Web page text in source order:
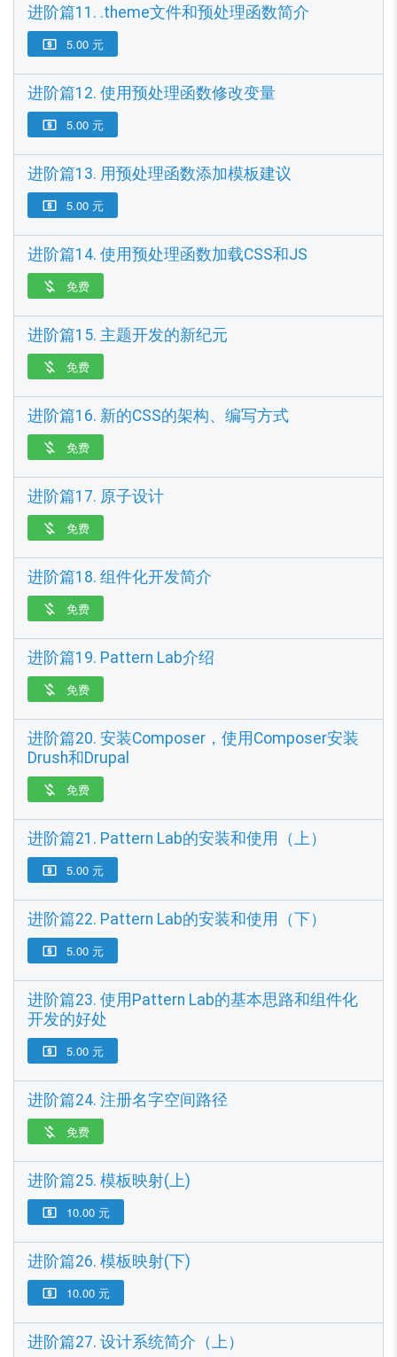
进阶篇11. .theme文件和预处理函数简介
 5.00 元
进阶篇12. 使用预处理函数修改变量
 5.00 元
进阶篇13. 用预处理函数添加模板建议
 5.00 元
进阶篇14. 使用预处理函数加载CSS和JS
 免费
进阶篇15. 主题开发的新纪元
 免费
进阶篇16. 新的CSS的架构、编写方式
 免费
进阶篇17. 原子设计
 免费
进阶篇18. 组件化开发简介
 免费
进阶篇19. Pattern Lab介绍
 免费
进阶篇20. 安装Composer，使用Composer安装
Drush和Drupal
 免费
进阶篇21. Pattern Lab的安装和使用（上）
 5.00 元
进阶篇22. Pattern Lab的安装和使用（下）
 5.00 元
进阶篇23. 使用Pattern Lab的基本思路和组件化
开发的好处
 5.00 元
进阶篇24. 注册名字空间路径
 免费
进阶篇25. 模板映射(上)
 10.00 元
进阶篇26. 模板映射(下)
 10.00 元
进阶篇27. 设计系统简介（上）